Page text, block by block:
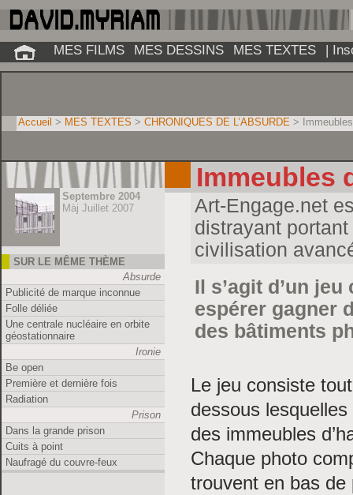
Septembre 2004
Màj Juillet 2007
SUR LE MÊME THÈME
Absurde
Publicité de marque inconnue
Folle déliée
Une centrale nucléaire en orbite
géostationnaire
Ironie
Be open
Première et dernière fois
Radiation
Prison
Dans la grande prison
Cuits à point
Naufragé du couvre-feux
Immeubles
Art-Engage.net
distrayant
civilisation
Il s’agit d’un
espérer gagner
des bâtiments
Le jeu consiste
dessous
des immeubles
Chaque photo
trouvent en bas
Accueil > MES TEXTES > CHRONIQUES DE L’ABSURDE >
MES FILMS MES DESSINS MES TEXTES |